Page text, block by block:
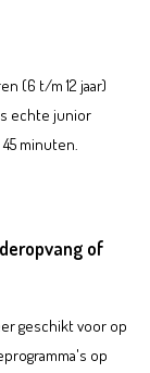
(6 t/m 12 jaar)
echte junior
minuten.
of
geschikt voor op
op